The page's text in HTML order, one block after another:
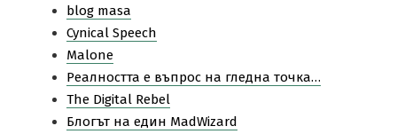
blog masa
Cynical Speech
Malone
Pеалността е въпрос на гледна точка…
The Digital Rebel
Блогът на един MadWizard